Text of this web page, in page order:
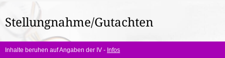
hier:
Stellungnahme/Gutachten
Inhalte beruhen auf Angaben der IV - Infos